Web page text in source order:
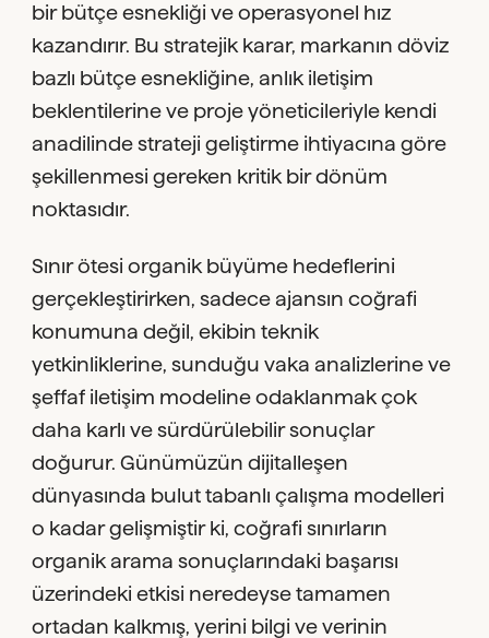
bir bütçe esnekliği ve operasyonel hız
kazandırır. Bu stratejik karar, markanın döviz
bazlı bütçe esnekliğine, anlık iletişim
beklentilerine ve proje yöneticileriyle kendi
anadilinde strateji geliştirme ihtiyacına göre
şekillenmesi gereken kritik bir dönüm
noktasıdır.
Sınır ötesi organik büyüme hedeflerini
gerçekleştirirken, sadece ajansın coğrafi
konumuna değil, ekibin teknik
yetkinliklerine, sunduğu vaka analizlerine ve
şeffaf iletişim modeline odaklanmak çok
daha karlı ve sürdürülebilir sonuçlar
doğurur. Günümüzün dijitalleşen
dünyasında bulut tabanlı çalışma modelleri
o kadar gelişmiştir ki, coğrafi sınırların
organik arama sonuçlarındaki başarısı
üzerindeki etkisi neredeyse tamamen
ortadan kalkmış, yerini bilgi ve verinin